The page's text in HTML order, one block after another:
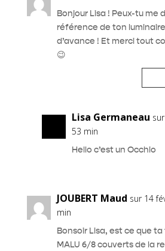
Bonjour Lisa ! Peux-tu me
référence de ton luminaire
d’avance ! Et merci tout
😉
Lisa Germaneau
53 min
Hello c’est un Occhio
JOUBERT Maud sur 14
min
Bonsoir Lisa, est ce que
MALU 6/8 couverts de la